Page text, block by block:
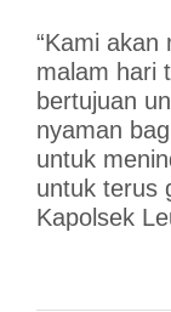
“Kami akan
malam hari
bertujuan
nyaman
untuk
untuk terus
Kapolsek